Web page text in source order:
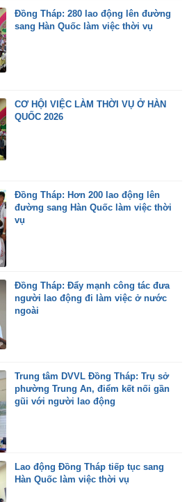
Đồng Tháp: 280 lao động lên đường
sang Hàn Quốc làm việc thời vụ
CƠ HỘI VIỆC LÀM THỜI VỤ Ở HÀN
QUỐC 2026
Đồng Tháp: Hơn 200 lao động lên
đường sang Hàn Quốc làm việc thời
vụ
Đồng Tháp: Đẩy mạnh công tác đưa
người lao động đi làm việc ở nước
ngoài
Trung tâm DVVL Đồng Tháp: Trụ sở
phường Trung An, điểm kết nối gần
gũi với người lao động
Lao động Đồng Tháp tiếp tục sang
Hàn Quốc làm việc thời vụ